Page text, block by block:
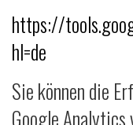
https://
hl=de
Sie können die
Google